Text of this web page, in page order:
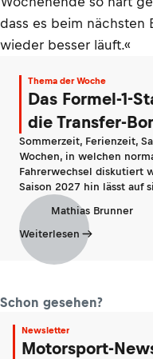
dass es beim nächsten
wieder besser läuft.«
Thema der Woche
Das Formel-1-
die Transfer-
Sommerzeit, Ferienzeit,
Wochen, in welchen
Fahrerwechsel diskutiert
Saison 2027 hin lässt auf
Mathias Brunner
Weiterlesen
Schon gesehen?
Newsletter
Motorsport-